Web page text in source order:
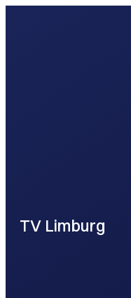
TV Limburg